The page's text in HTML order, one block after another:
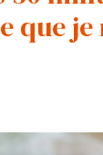
que